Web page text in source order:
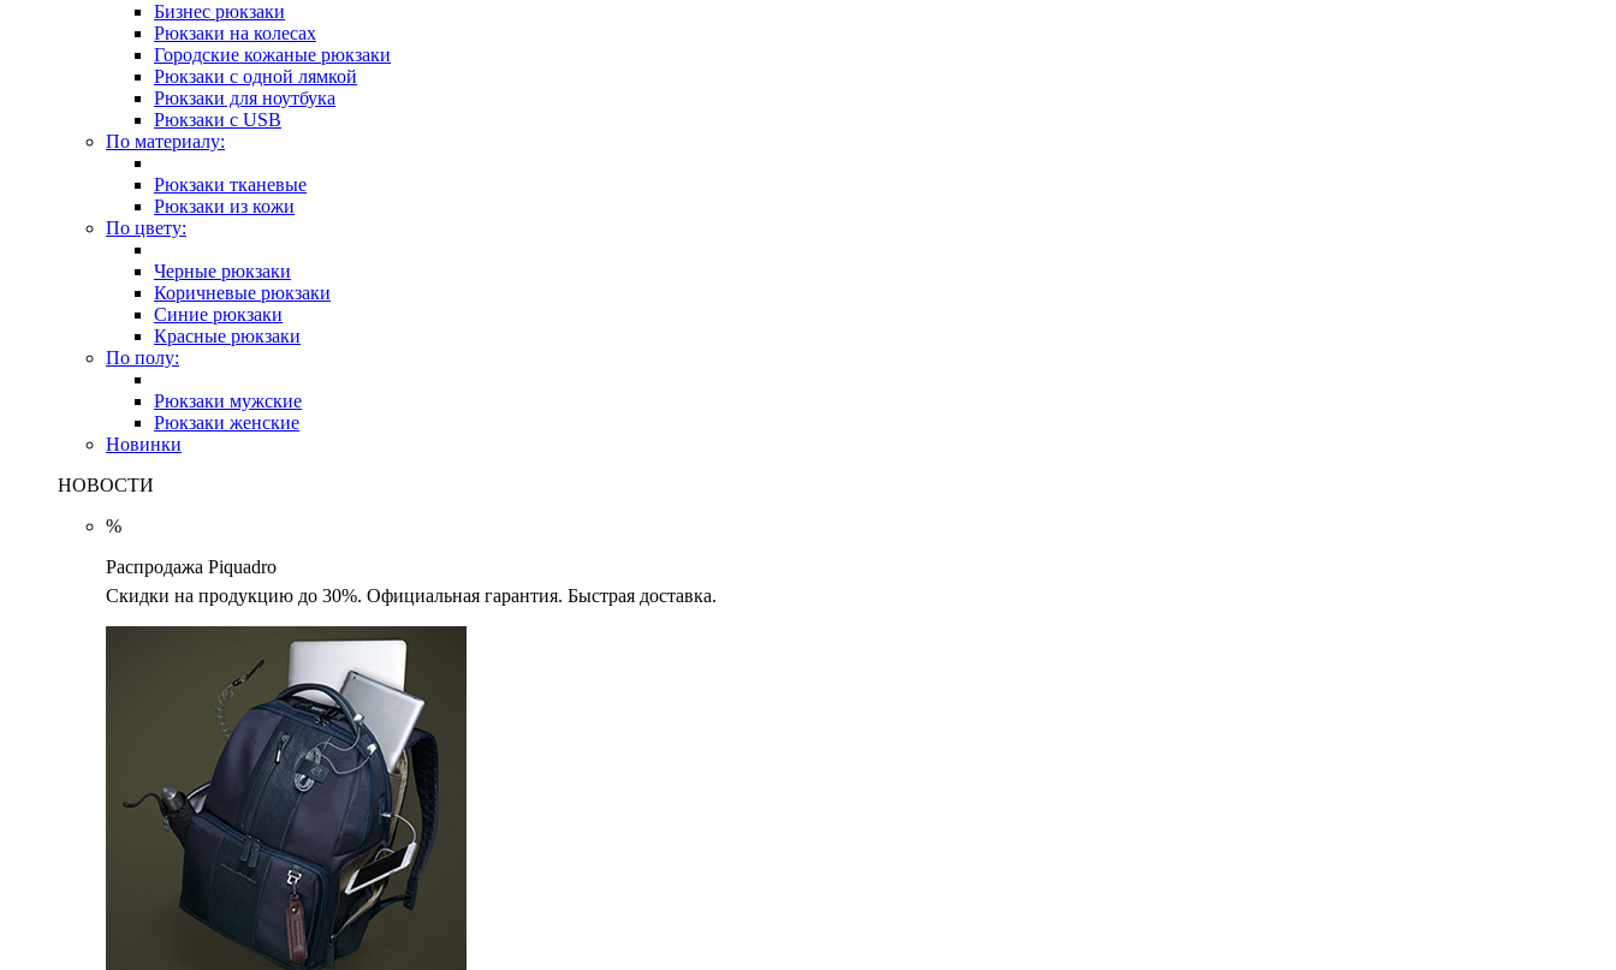
Бизнес рюкзаки
Рюкзаки на колесах
Городские кожаные рюкзаки
Рюкзаки с одной лямкой
Рюкзаки для ноутбука
Рюкзаки с USB
По материалу:
Рюкзаки тканевые
Рюкзаки из кожи
По цвету:
Черные рюкзаки
Коричневые рюкзаки
Синие рюкзаки
Красные рюкзаки
По полу:
Рюкзаки мужские
Рюкзаки женские
Новинки
НОВОСТИ
%
Распродажа Piquadro
Скидки на продукцию до 30%. Официальная гарантия. Быстрая доставка.